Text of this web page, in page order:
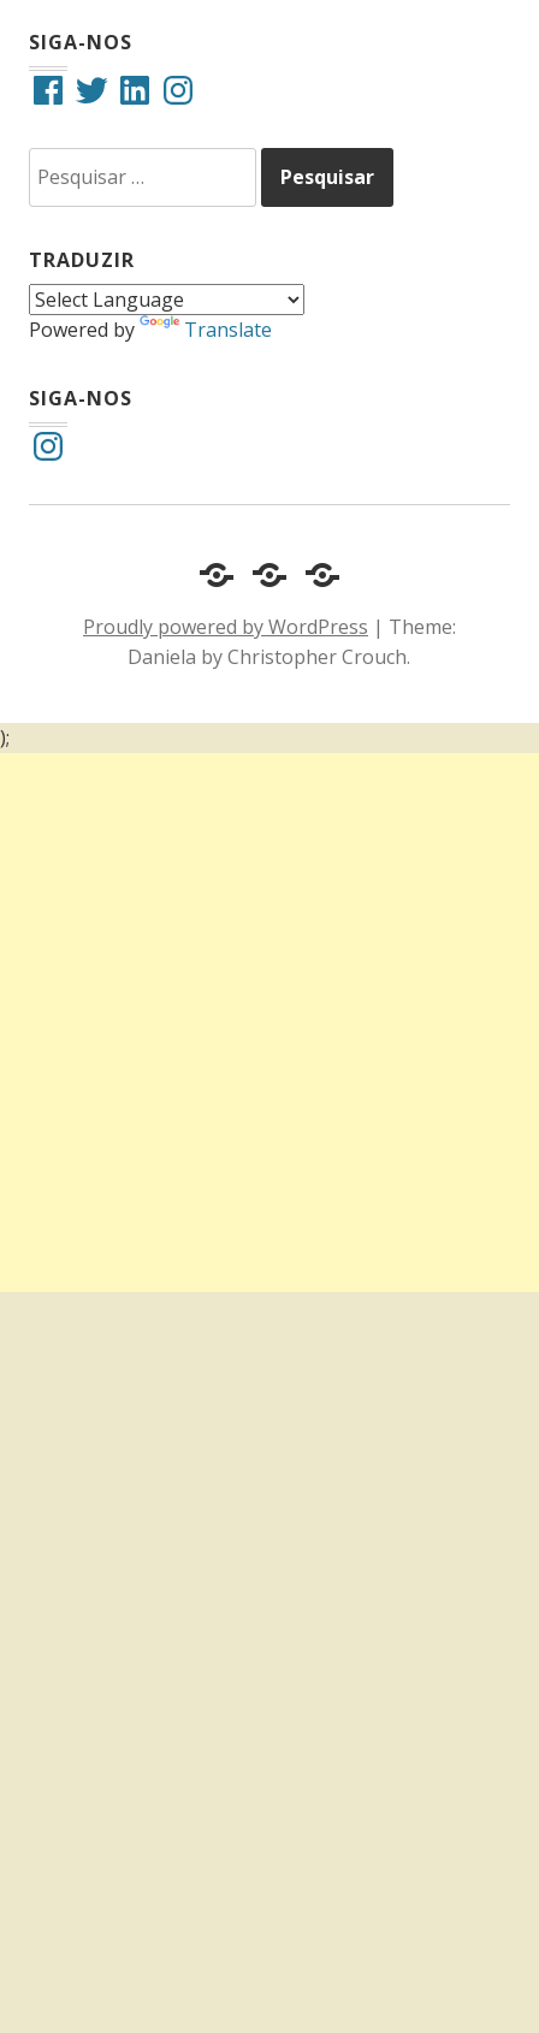
SIGA-NOS
FacebookTwitterLinkedInInstagram
por:
TRADUZIR
Powered by Translate
SIGA-NOS
Instagram
Cotidiano
Comportamento
Inclusão
e
Acessibilidade
Diário
um
surdo
Proudly powered by WordPress | Theme:
Daniela by Christopher Crouch.
);